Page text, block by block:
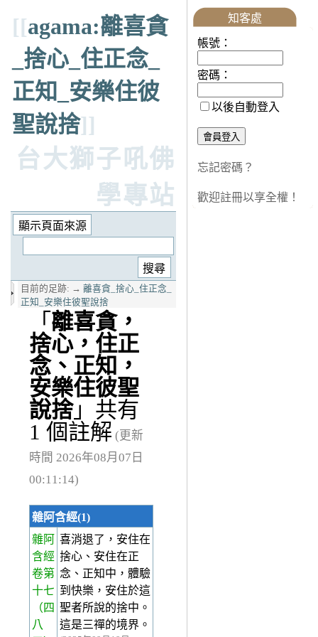
[[agama:離喜貪
_捨心_住正念_
正知_安樂住彼
聖說捨]]
台大獅子吼佛
學專站
目前的足跡: → 離喜貪_捨心_住正念_
正知_安樂住彼聖說捨
「 離喜貪，
捨心，住正
念、正知，
安樂住彼聖
說捨」共有
1 個註解 (更新
時間 2026年08月07日
00:11:14)
雜阿含經(1)
雜阿
含經
卷第
十七
（四
八
喜消退了，安住在
捨心、安住在正
念、正知中，體驗
到快樂，安住於這
聖者所說的捨中。
這是三禪的境界。
知客處
帳號：
密碼：
以後自動登入
忘記密碼？
歡迎註冊以享全權！